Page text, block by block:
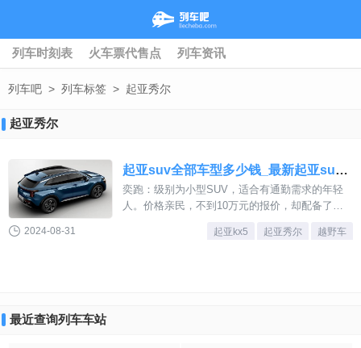
列车时刻表 火车票代售点 列车资讯
列车吧 > 列车标签 > 起亚秀尔
起亚秀尔
起亚suv全部车型多少钱_最新起亚suv全部车型图片及报价
奕跑：级别为小型SUV，适合有通勤需求的年轻
人。价格亲民，不到10万元的报价，却配备了较
位适中，但配置丰富，如全景天窗等，性价比高。
2024-08-31 起亚kx5 起亚秀尔 越野车
最近查询列车车站